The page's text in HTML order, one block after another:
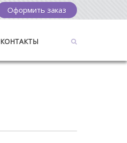
Оформить заказ
КОНТАКТЫ